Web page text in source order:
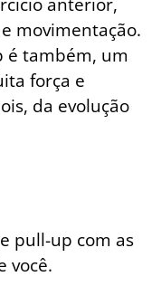
movimentação.
é também, um
força e
da evolução
pull-up com as
você.